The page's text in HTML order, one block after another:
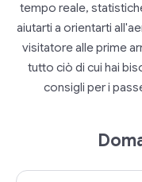
tempo reale,
aiutarti a orientarti
visitatore alle prime
tutto ciò di cui hai
consigli per i